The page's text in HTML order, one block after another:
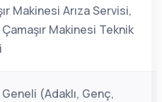
Makinesi Arıza Servisi,
Makinesi Teknik
(Adaklı, Genç,